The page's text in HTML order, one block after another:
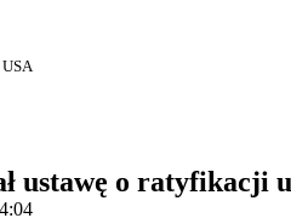
ustawę o ratyfikacji